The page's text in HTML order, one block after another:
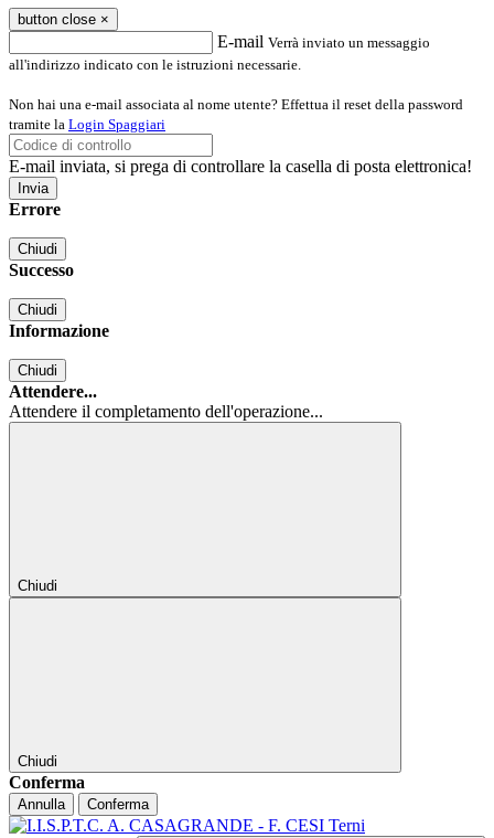
button close ×
E-mail Verrà inviato un messaggio
all'indirizzo indicato con le istruzioni necessarie.
Non hai una e-mail associata al nome utente? Effettua il reset della password
tramite la Login Spaggiari
E-mail inviata, si prega di controllare la casella di posta elettronica!
Errore
Chiudi
Successo
Chiudi
Informazione
Chiudi
Attendere...
Attendere il completamento dell'operazione...
Chiudi
Chiudi
Conferma
Annulla Conferma